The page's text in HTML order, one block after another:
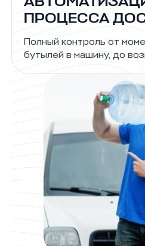
ПРОЦЕССА
Полный контроль от
бутылей в машину, до